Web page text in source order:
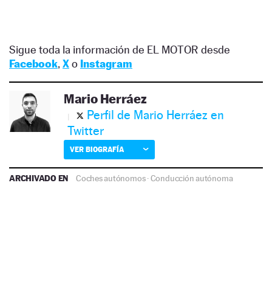
Sigue toda la información de EL MOTOR desde
Facebook, Xo Instagram
Mario Herráez
Perfil de Mario Herráez en
Twitter
VER BIOGRAFÍA
ARCHIVADO EN Coches autónomos·Conducción autónoma